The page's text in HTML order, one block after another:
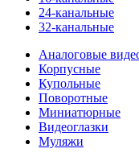
24-канальные
32-канальные
Аналоговые
Корпусные
Купольные
Поворотные
Миниатюрные
Видеоглазки
Муляжи